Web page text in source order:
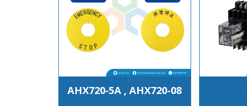
AHX720-5A , AHX720-08